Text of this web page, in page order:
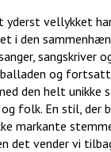
vellykket
i den
sangskriver
balladen og
den helt unikke
og folk. En stil, der
markante
det vender vi